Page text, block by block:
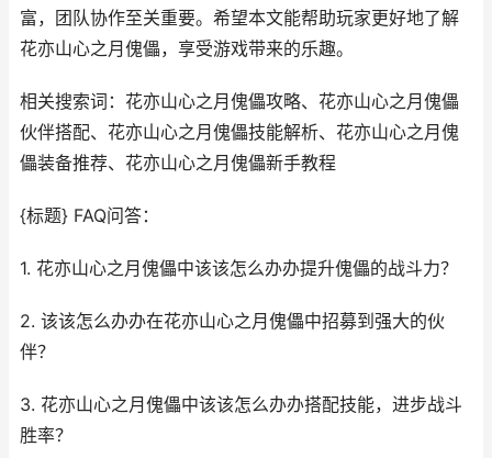
富，团队协作至关重要。希望本文能帮助玩家更好地了解
花亦山心之月傀儡，享受游戏带来的乐趣。
相关搜索词：花亦山心之月傀儡攻略、花亦山心之月傀儡
伙伴搭配、花亦山心之月傀儡技能解析、花亦山心之月傀
儡装备推荐、花亦山心之月傀儡新手教程
{标题} FAQ问答：
1. 花亦山心之月傀儡中该该怎么办办提升傀儡的战斗力？
2. 该该怎么办办在花亦山心之月傀儡中招募到强大的伙
伴？
3. 花亦山心之月傀儡中该该怎么办办搭配技能，进步战斗
胜率？